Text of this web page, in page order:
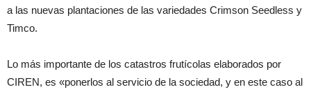
a las nuevas plantaciones de las variedades Crimson Seedless y
Timco.
Lo más importante de los catastros frutícolas elaborados por
CIREN, es «ponerlos al servicio de la sociedad, y en este caso al